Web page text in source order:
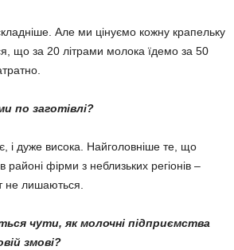
Але ми цінуємо кожну кра­­­­пе­льку
що за 20 літрами молока їдемо за 50
по заготівлі?
і ду­же висока. Найголовніше те, що
районі фірми з неблизьких регіонів –
не ли­шаються.
чути, як молочні підп­риємс­т­ва
змові?